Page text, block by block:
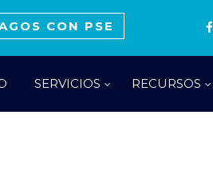
CON PSE
SERVICIOS RECURSOS